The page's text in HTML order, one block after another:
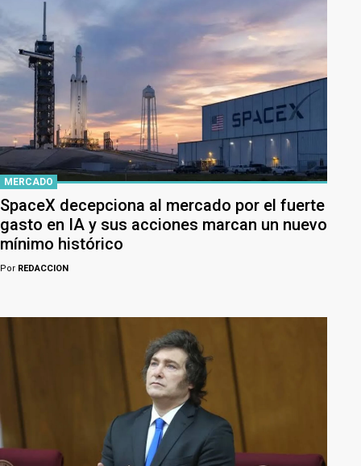
MERCADO
SpaceX decepciona al mercado por el fuerte
gasto en IA y sus acciones marcan un nuevo
mínimo histórico
Por REDACCION